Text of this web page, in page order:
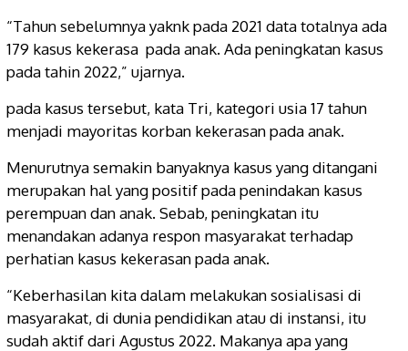
“Tahun sebelumnya yaknk pada 2021 data totalnya ada
179 kasus kekerasa pada anak. Ada peningkatan kasus
pada tahin 2022,” ujarnya.
pada kasus tersebut, kata Tri, kategori usia 17 tahun
menjadi mayoritas korban kekerasan pada anak.
Menurutnya semakin banyaknya kasus yang ditangani
merupakan hal yang positif pada penindakan kasus
perempuan dan anak. Sebab, peningkatan itu
menandakan adanya respon masyarakat terhadap
perhatian kasus kekerasan pada anak.
“Keberhasilan kita dalam melakukan sosialisasi di
masyarakat, di dunia pendidikan atau di instansi, itu
sudah aktif dari Agustus 2022. Makanya apa yang